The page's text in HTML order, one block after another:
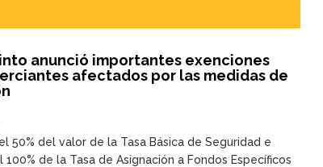
anunció importantes exenciones
afectados por las medidas de
50% del valor de la Tasa Básica de Seguridad e
100% de la Tasa de Asignación a Fondos Específicos